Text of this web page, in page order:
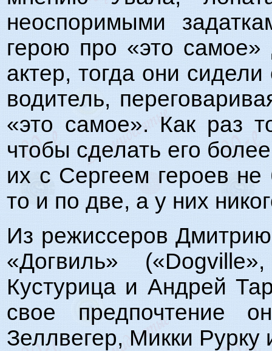
неоспоримыми
герою про «это
актер, тогда они
водитель,
«это самое». Как раз
чтобы сделать его
их с Сергеем героев
то и по две, а у них
Из режиссеров
«Догвиль»
Кустурица и Андрей
свое предпочтение
Зеллвегер, Микки Рурку